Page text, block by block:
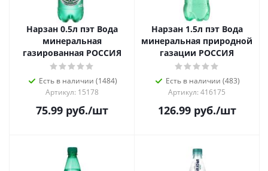
Нарзан 0.5л пэт Вода
минеральная
газированная РОССИЯ
Есть в наличии (1484)
Артикул: 15178
75.99руб./шт
Нарзан 1.5л пэт Вода
минеральная природной
газации РОССИЯ
Есть в наличии (483)
Артикул: 416175
126.99руб./шт